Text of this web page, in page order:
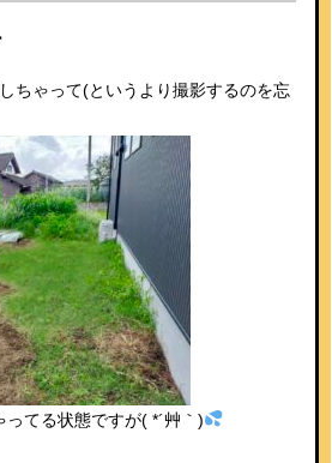
ちゃって(というより撮影するのを忘
ってる状態ですが( *´艸｀)